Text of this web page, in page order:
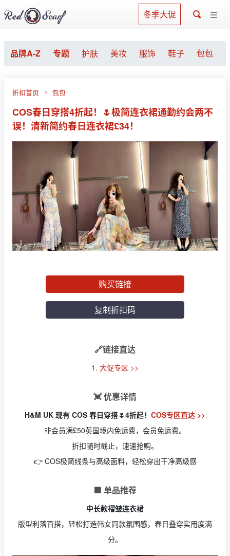
冬季大促
品牌A-Z 专题 护肤 美妆 服饰 鞋子 包包
折扣首页 包包
COS春日穿搭4折起！🌷极简连衣裙通勤约会两不
误！清新简约春日连衣裙£34！
购买链接
复制折扣码
🔗链接直达
1. 大促专区 >>
💓 优惠详情
H&M UK 现有 COS 春日穿搭🌷4折起！ COS专区直达 >>
非会员满£50英国境内免运费，会员免运费。
折扣随时截止，速速抢购。
👉 COS极简线条与高级面料，轻松穿出干净高级感
🟩 单品推荐
中长款褶皱连衣裙
版型利落百搭，轻松打造韩女同款氛围感，春日叠穿实用度满
分。